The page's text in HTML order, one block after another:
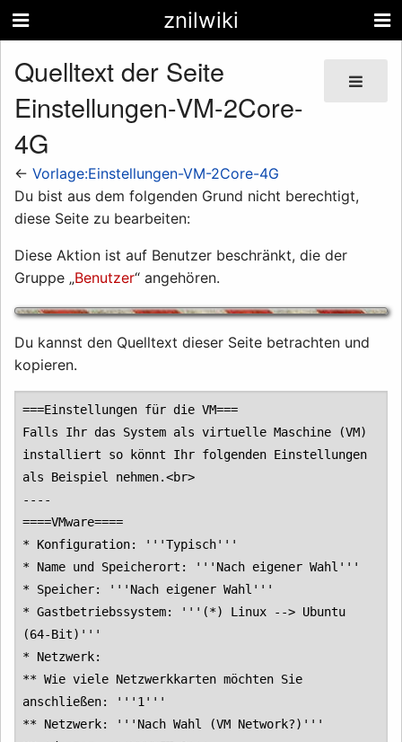
znilwiki
Quelltext der Seite
Einstellungen-VM-2Core-
4G
← Vorlage:Einstellungen-VM-2Core-4G
Du bist aus dem folgenden Grund nicht berechtigt,
diese Seite zu bearbeiten:
Diese Aktion ist auf Benutzer beschränkt, die der
Gruppe „Benutzer“ angehören.
Du kannst den Quelltext dieser Seite betrachten und
kopieren.